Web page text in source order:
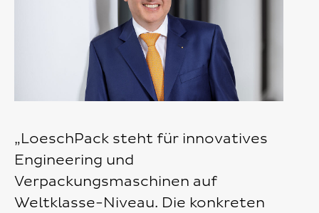
„LoeschPack steht für innovatives
Engineering und
Verpackungsmaschinen auf
Weltklasse-Niveau. Die konkreten